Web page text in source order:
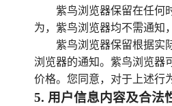
紫鸟浏览器保留在任何
为，紫鸟浏览器均不需通知
紫鸟浏览器保留根据实
浏览器的通知。紫鸟浏览器
价格。您同意，对于上述行
5. 用户信息内容及合法